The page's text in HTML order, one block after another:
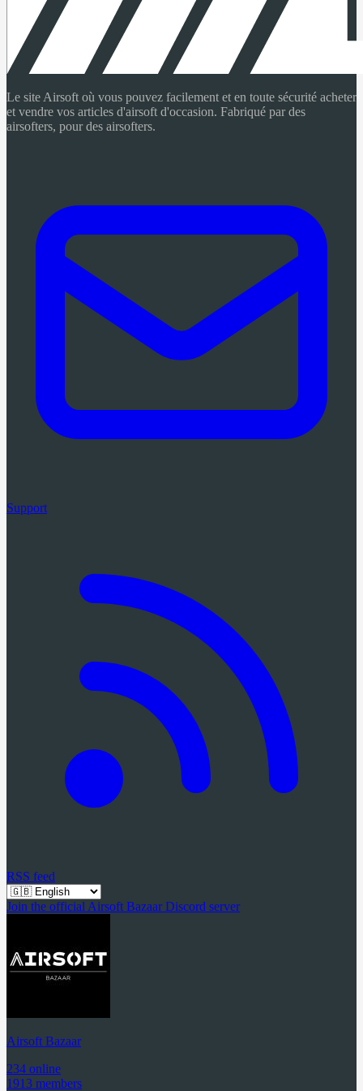
Le site Airsoft où vous pouvez facilement et en toute sécurité acheter
et vendre vos articles d'airsoft d'occasion. Fabriqué par des
airsofters, pour des airsofters.
Support
RSS feed
Join the official Airsoft Bazaar Discord server
Airsoft Bazaar
234 online
1913 members